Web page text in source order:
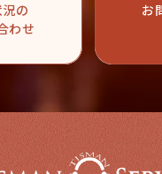
の
わせ
お